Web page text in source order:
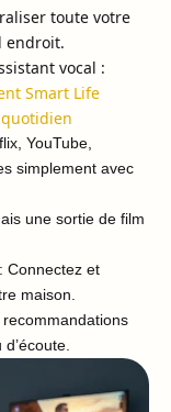
toute votre
endroit.
vocal :
Smart Life
YouTube,
simplement avec
une sortie de film
: Connectez et
maison.